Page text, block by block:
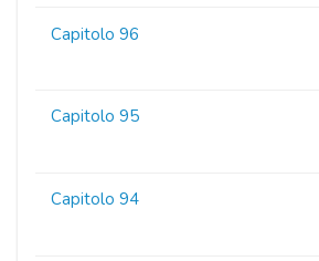
Capitolo 96
Capitolo 95
Capitolo 94